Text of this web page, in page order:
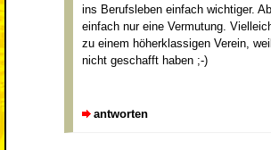
ins Berufsleben einfach wichtiger.
einfach nur eine Vermutung.
zu einem höherklassigen Verein,
nicht geschafft haben ;-)
antworten